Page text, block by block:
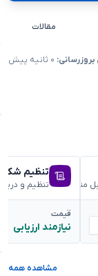
مقالات
بروزرسانی:
متخصص
تنظیم
تنظیم و
قیمت
نیازمند ارزیابی
مشاهده همه